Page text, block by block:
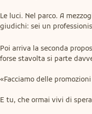
Le luci. Nel parco. A
giudichi: sei un
Poi arriva la seconda
forse stavolta si parte
«Facciamo delle
E tu, che ormai vivi di